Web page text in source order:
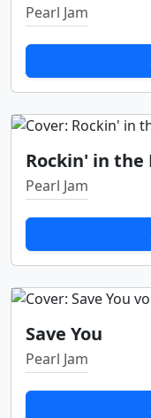
Pearl Jam
Rockin' in the
Pearl Jam
Save You
Pearl Jam